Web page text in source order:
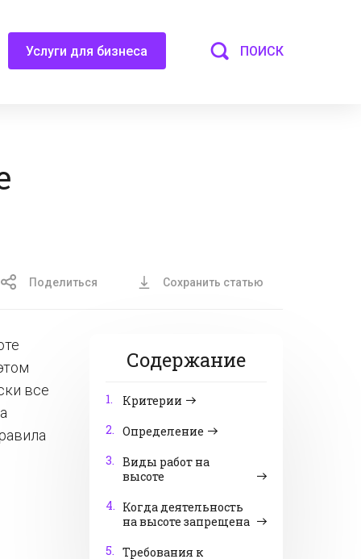
Услуги для бизнеса ПОИСК
Поделиться Сохранить статью
Содержание
1.
Критерии
2. Определение
3. Виды работ на
высоте
4. Когда деятельность
на высоте запрещена
5. Требования к
все